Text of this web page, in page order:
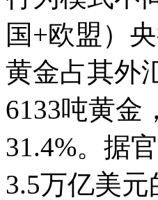
国+欧盟）
黄金占其外
6133吨黄金
31.4%。据
3.5万亿美